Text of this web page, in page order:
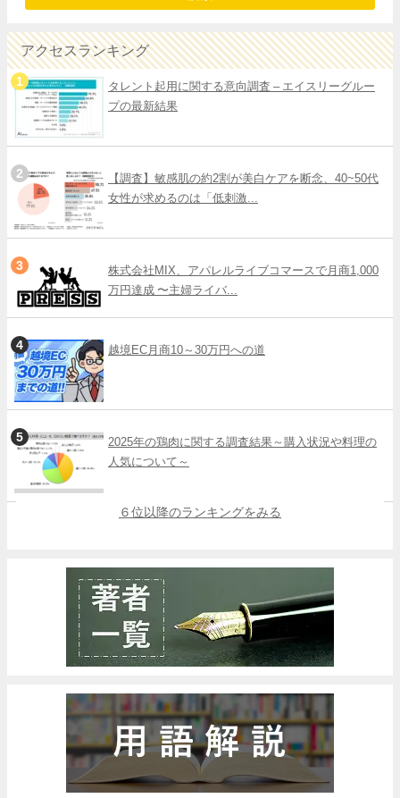
アクセスランキング
タレント起用に関する意向調査 – エイスリーグルー
プの最新結果
【調査】敏感肌の約2割が美白ケアを断念、40~50代
女性が求めるのは「低刺激...
株式会社MIX、アパレルライブコマースで月商1,000
万円達成 〜主婦ライバ...
越境EC月商10～30万円への道
2025年の鶏肉に関する調査結果～購入状況や料理の
人気について～
６位以降のランキングをみる